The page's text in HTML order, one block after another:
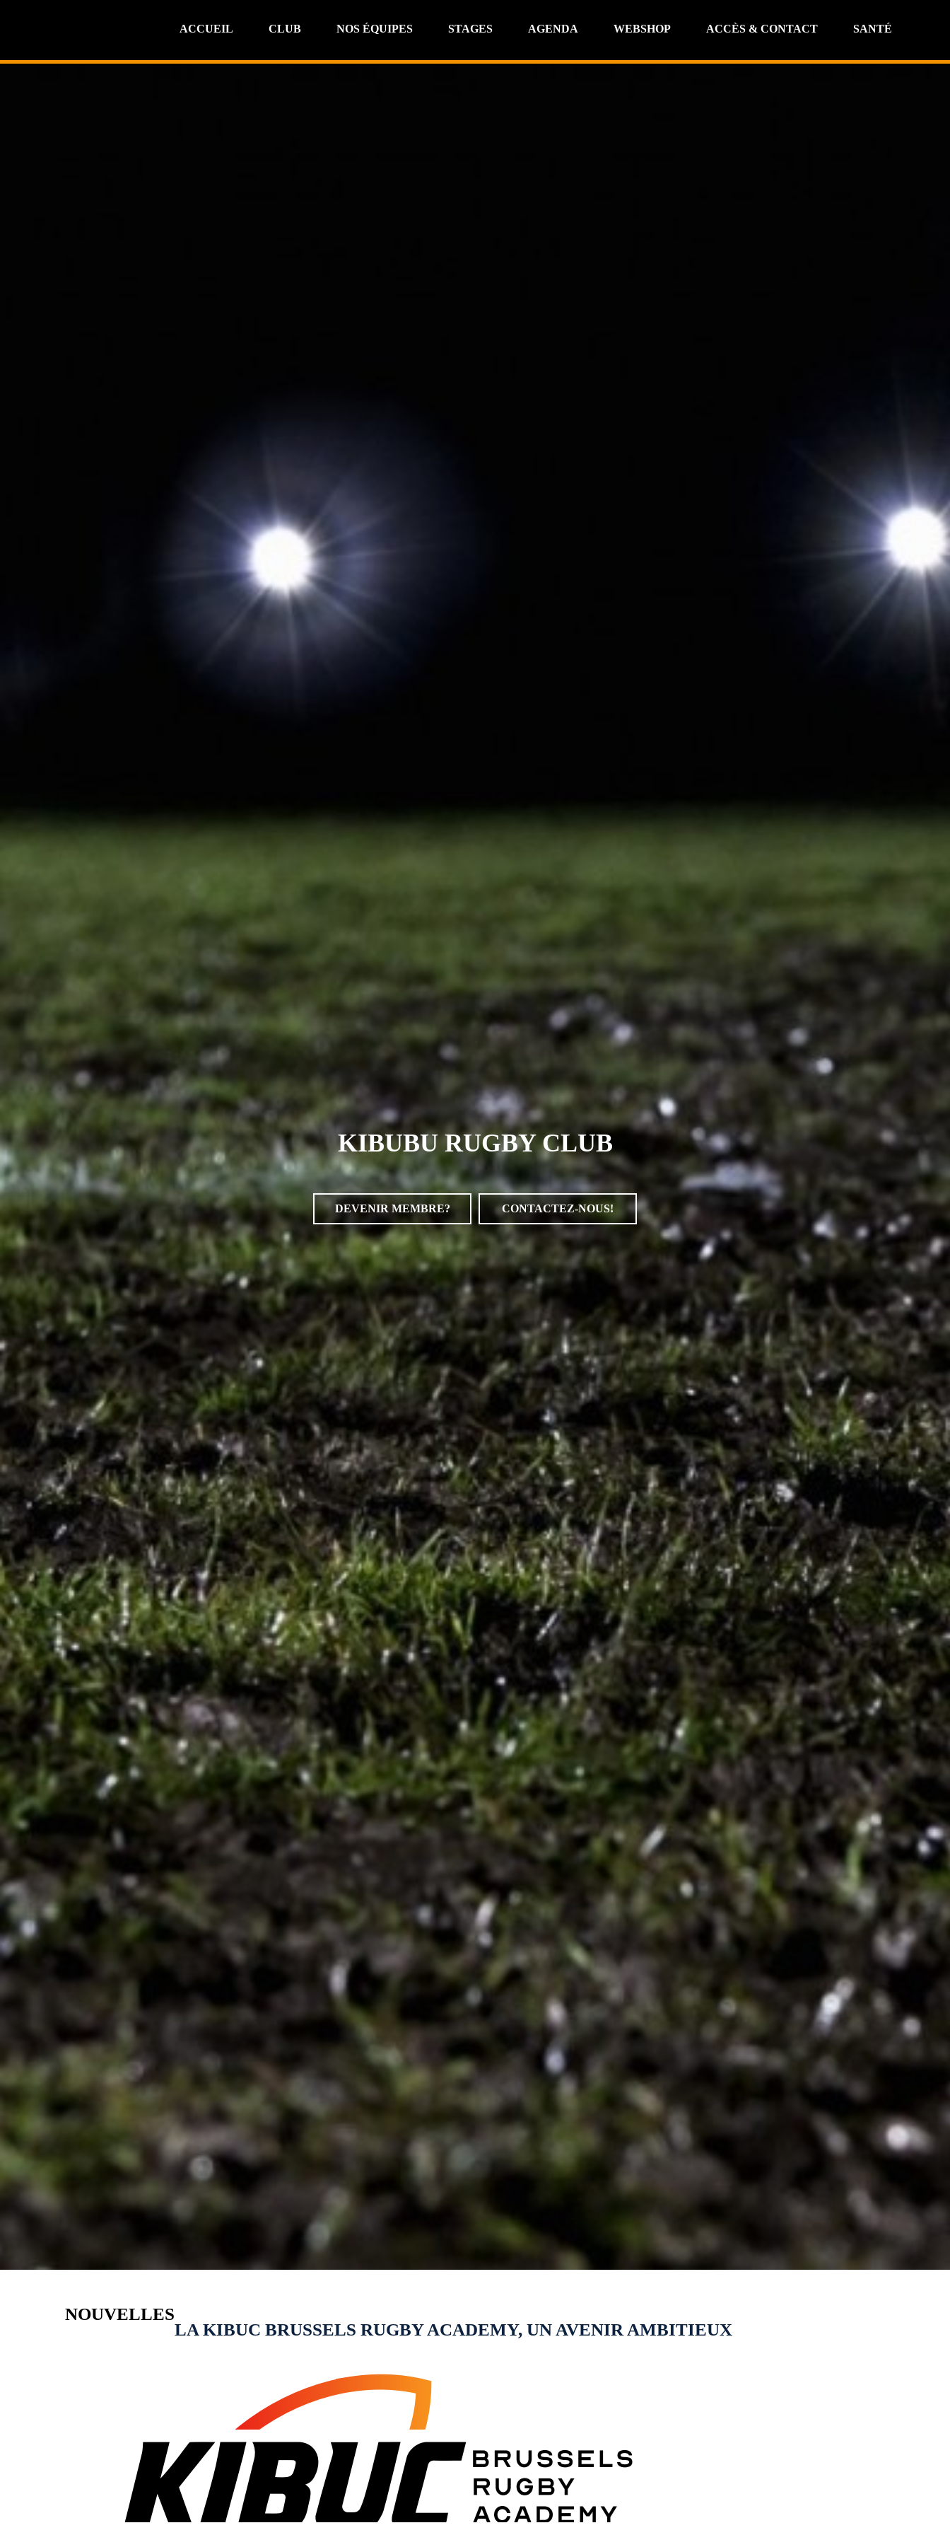
ACCUEIL CLUB NOS ÉQUIPES STAGES AGENDA WEBSHOP ACCÈS & CONTACT SANTÉ
KIBUBU RUGBY CLUB
DEVENIR MEMBRE? CONTACTEZ-NOUS!
NOUVELLES
LA KIBUC BRUSSELS RUGBY ACADEMY, UN AVENIR AMBITIEUX